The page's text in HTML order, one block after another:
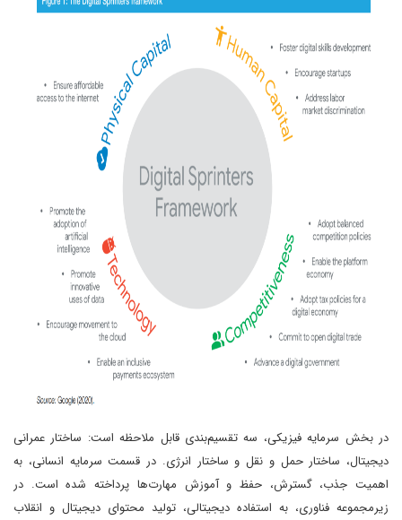
در بخش سرمایه فیزیکی، سه تقسیم‌­بندی قابل ملاحظه است: ساختار عمرانی
دیجیتال، ساختار حمل و نقل و ساختار انرژی. در قسمت سرمایه انسانی، به
اهمیت جذب، گسترش، حفظ و آموزش مهارت­‌ها پرداخته شده است. در
زیرمجموعه فناوری، به استفاده دیجیتالی، تولید محتوای دیجیتال و انقلاب